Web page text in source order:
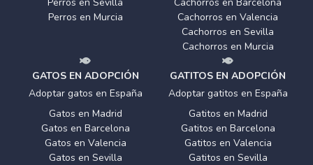
Perros en Murcia
Cachorros en Valencia
Cachorros en Sevilla
Cachorros en Murcia
GATOS EN ADOPCIÓN
Adoptar gatos en España
Gatos en Madrid
Gatos en Barcelona
Gatos en Valencia
Gatos en Sevilla
GATITOS EN ADOPCIÓN
Adoptar gatitos en España
Gatitos en Madrid
Gatitos en Barcelona
Gatitos en Valencia
Gatitos en Sevilla